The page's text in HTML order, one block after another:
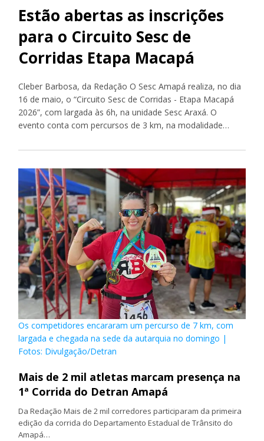
Estão abertas as inscrições
para o Circuito Sesc de
Corridas Etapa Macapá
Cleber Barbosa, da Redação O Sesc Amapá realiza, no dia
16 de maio, o “Circuito Sesc de Corridas - Etapa Macapá
2026”, com largada às 6h, na unidade Sesc Araxá. O
evento conta com percursos de 3 km, na modalidade…
Os competidores encararam um percurso de 7 km, com
largada e chegada na sede da autarquia no domingo |
Fotos: Divulgação/Detran
Mais de 2 mil atletas marcam presença na
1ª Corrida do Detran Amapá
Da Redação Mais de 2 mil corredores participaram da primeira
edição da corrida do Departamento Estadual de Trânsito do
Amapá…